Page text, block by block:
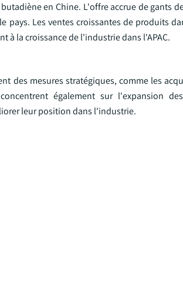
en Chine. L'offre accrue de gants
Les ventes croissantes de produits
à la croissance de l'industrie dans l'APAC.
des mesures stratégiques, comme les
également sur l'expansion
leur position dans l'industrie.